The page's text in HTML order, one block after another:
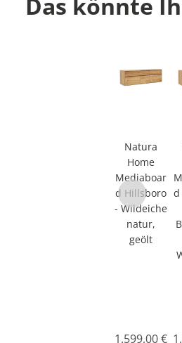
Natura
Home
Mediaboar
d Hillsboro
- Wildeiche
natur,
geölt
1.599,00 €
d